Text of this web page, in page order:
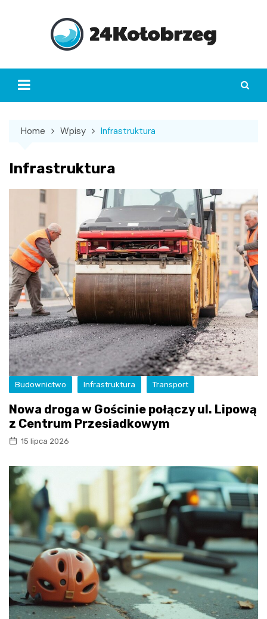
Home Wpisy Infrastruktura
Infrastruktura
Budownictwo Infrastruktura Transport
Nowa droga w Gościnie połączy ul. Lipową
z Centrum Przesiadkowym
15 lipca 2026